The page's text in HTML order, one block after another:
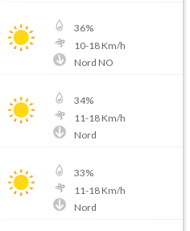
36%
10-18Km/h
Nord NO
34%
11-18Km/h
Nord
33%
11-18Km/h
Nord